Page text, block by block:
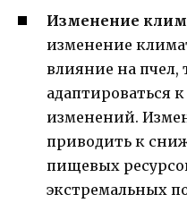
Изменение
изменение
влияние на пчел,
адаптироваться
изменений.
приводить к
пищевых
экстремальных